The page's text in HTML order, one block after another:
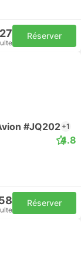
Réserver
#JQ202 +1
4.8
Réserver